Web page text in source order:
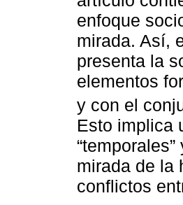
enfoque
mirada. Así,
presenta la
elementos
y con el
Esto implica
mirada de la
conflictos